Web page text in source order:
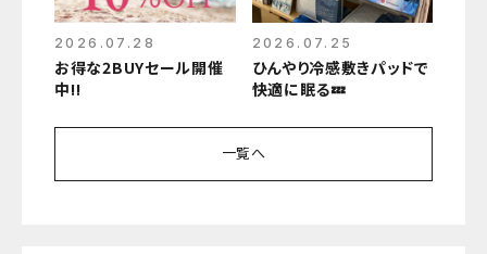
2026.07.28
お得な2BUYセール開催
中‼️
2026.07.25
ひんやり冷感敷きパッドで
快適に眠る💤
一覧へ